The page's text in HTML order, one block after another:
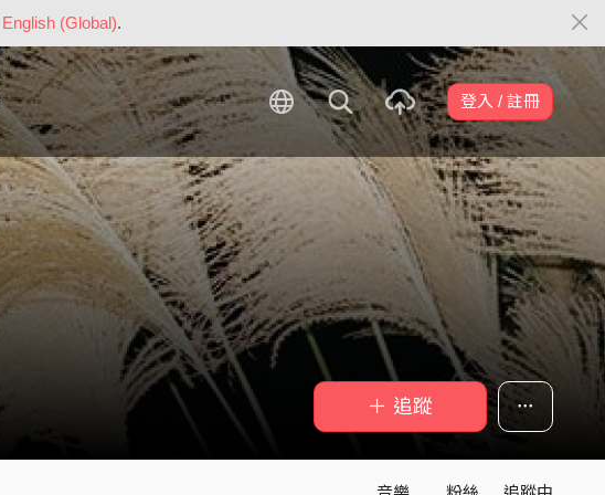
English (Global).
登入 / 註冊
＋ 追蹤